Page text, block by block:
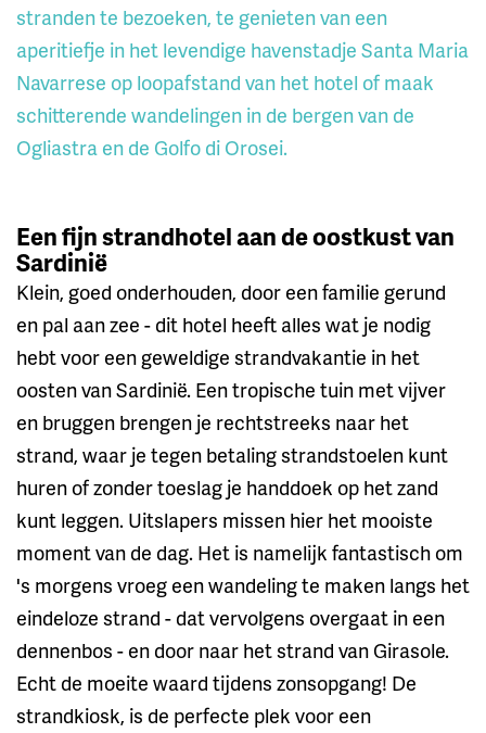
stranden te bezoeken, te genieten van een
aperitiefje in het levendige havenstadje Santa Maria
Navarrese op loopafstand van het hotel of maak
schitterende wandelingen in de bergen van de
Ogliastra en de Golfo di Orosei.
Een fijn strandhotel aan de oostkust van
Sardinië
Klein, goed onderhouden, door een familie gerund
en pal aan zee - dit hotel heeft alles wat je nodig
hebt voor een geweldige strandvakantie in het
oosten van Sardinië. Een tropische tuin met vijver
en bruggen brengen je rechtstreeks naar het
strand, waar je tegen betaling strandstoelen kunt
huren of zonder toeslag je handdoek op het zand
kunt leggen. Uitslapers missen hier het mooiste
moment van de dag. Het is namelijk fantastisch om
's morgens vroeg een wandeling te maken langs het
eindeloze strand - dat vervolgens overgaat in een
dennenbos - en door naar het strand van Girasole.
Echt de moeite waard tijdens zonsopgang! De
strandkiosk, is de perfecte plek voor een